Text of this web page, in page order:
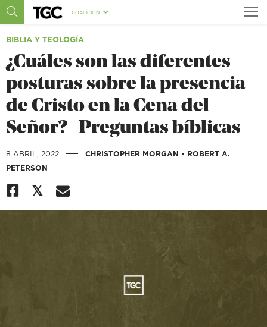
COALICIÓN
BIBLIA Y TEOLOGÍA
¿Cuáles son las diferentes
posturas sobre la presencia
de Cristo en la Cena del
Señor? | Preguntas bíblicas
8 ABRIL, 2022 | CHRISTOPHER MORGAN • ROBERT A.
PETERSON